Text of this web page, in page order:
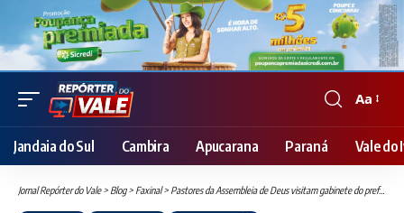
Font
Resizer
Aa
Jandaia do Sul Cambira Apucarana Paraná Vale do
Jornal Repórter do Vale> Blog> Faxinal> Pastores da Assembleia de Deus visitam gabinete do prefeito em Faxinal